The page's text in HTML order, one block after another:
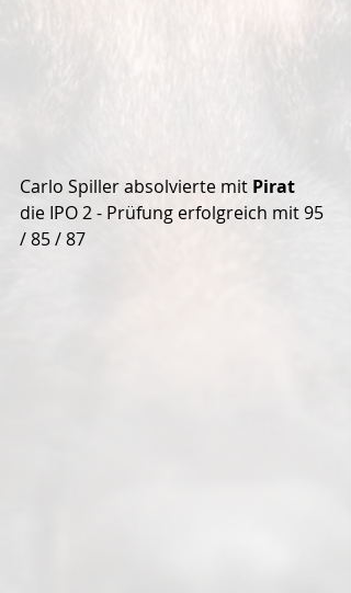
Carlo Spiller absolvierte mit Pirat
die IPO 2 - Prüfung erfolgreich mit 95
/ 85 / 87